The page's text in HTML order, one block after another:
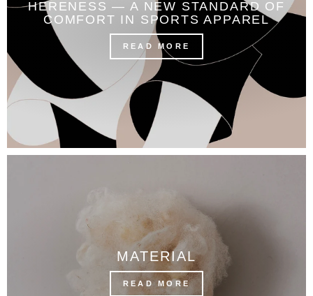
HERENESS — A NEW STANDARD OF
COMFORT IN SPORTS APPAREL
READ MORE
MATERIAL
READ MORE